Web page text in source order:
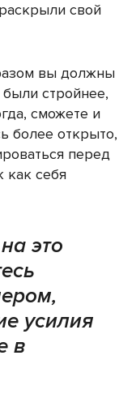
свой
вы должны
были стройнее,
сможете и
более открыто,
перед
как себя
это
усилия
в